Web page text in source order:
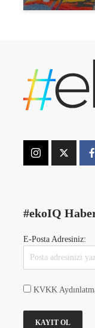
#ekoIQ
E-Posta Adresiniz:
KVKK